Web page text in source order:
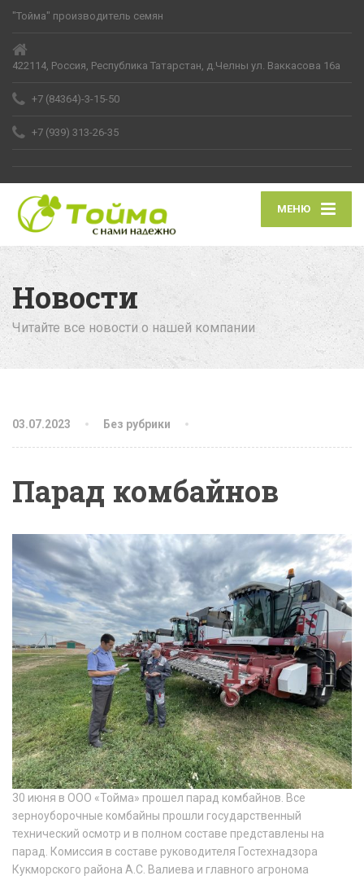
"Тойма" производитель семян
422114, Россия, Республика Татарстан, д.Челны ул. Ваккасова 16а
+7 (84364)-3-15-50
+7 (939) 313-26-35
МЕНЮ
Новости
Читайте все новости о нашей компании
03.07.2023 Без рубрики
Парад комбайнов
30 июня в ООО «Тойма» прошел парад комбайнов. Все
зерноуборочные комбайны прошли государственный
технический осмотр и в полном составе представлены на
парад. Комиссия в составе руководителя Гостехнадзора
Кукморского района А.С. Валиева и главного агронома